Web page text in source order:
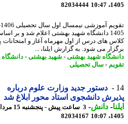
82034444
تقویم آموزشی نیمسال اول سال تحصیلی 1406-
1405 دانشگاه شهید بهشتی اعلام شد و بر اساس
می شود. به گزارش ایلنا، ...
شهید بهشتی-شهید بهشتی-دانشگاه-
-سال تحصیلی
دستور جدید وزارت علوم درباره
دانشجوی استاد محور ابلاغ شد
-دانش -
3 ساعت پیش - پنجشنبه 15 مرداد
82034167